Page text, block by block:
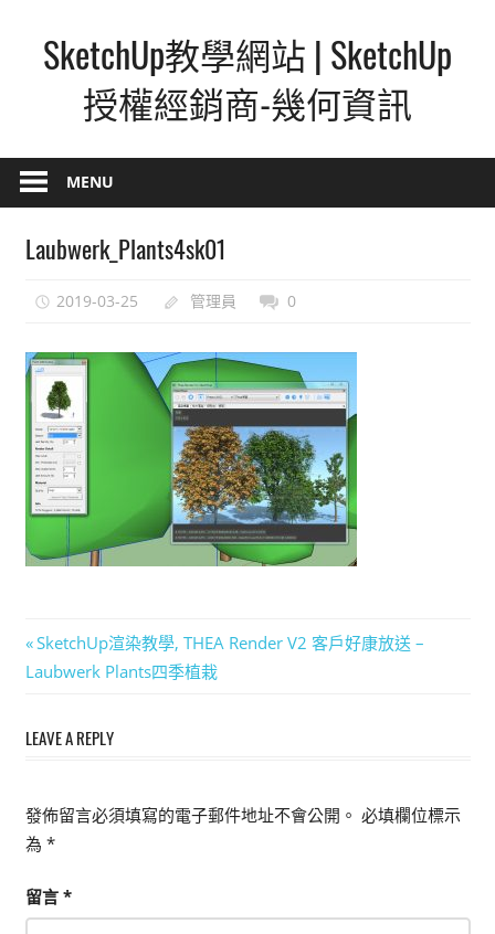
contentSketchUp教學網站 | SketchUp
授權經銷商-幾何資訊
–
最
覺
方
式,
人
人
都
能
3D
MENU
Laubwerk_Plants4sk01
2019-03-25 管理員 0
文
章
導
Previous
Post:
SketchUp渲染教學, THEA Render V2 客戶好康放送 –
Laubwerk Plants四季植栽
LEAVE A REPLY
發佈留言必須填寫的電子郵件地址不會公開。 必填欄位標示
為 *
留言 *